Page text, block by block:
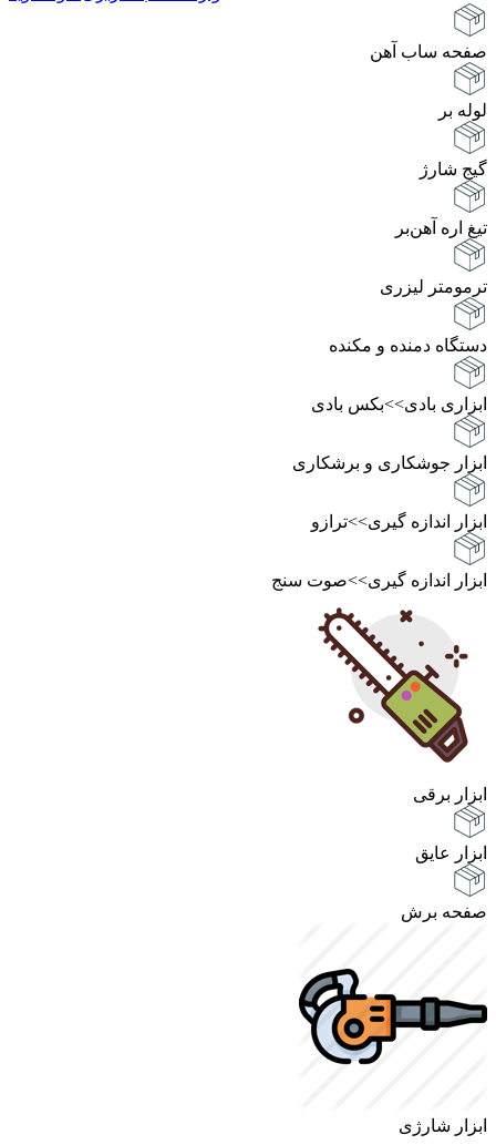
صفحه ساب آهن
لوله بر
گیج شارژ
تیغ اره آهن‌بر
ترمومتر لیزری
دستگاه دمنده و مکنده
ابزاری بادی>>بکس بادی
ابزار جوشکاری و برشکاری
ابزار اندازه گیری>>ترازو
ابزار اندازه گیری>>صوت سنج
ابزار برقی
ابزار عایق
صفحه برش
ابزار شارژی